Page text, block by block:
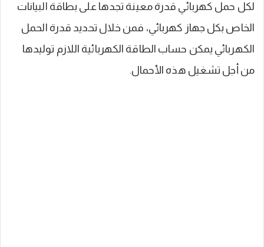
لكل حمل كهربائي قدرة معينة تجدها على بطاقة البيانات
الخاص بكل جهاز كهربائي، فمن خلال تحديد قدرة الحمل
الكهربائي يمكن حساب الطاقة الكهربائية اللازم توليدها
من أجل تشغيل هذه الأحمال.